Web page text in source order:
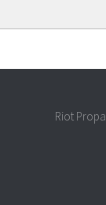
Riot